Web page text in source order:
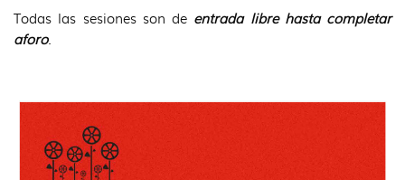
Todas las sesiones son de entrada libre hasta completar
aforo.